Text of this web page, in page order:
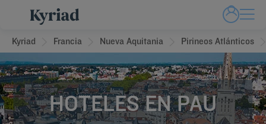
Kyriad Francia Nueva Aquitania Pirineos Atlánticos
HOTELES EN PAU